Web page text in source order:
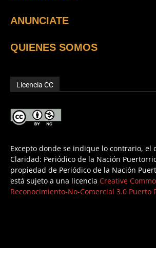
ANUNCIATE
QUIENES SOMOS
Licencia CC
Excepto donde se indique lo contrario, el
Claridad: Periódico de la Nación
propiedad de Periódico de la Nación
está sujeto a una licencia Creative
Reconocimiento-No-Comercial 3.0 Puerto